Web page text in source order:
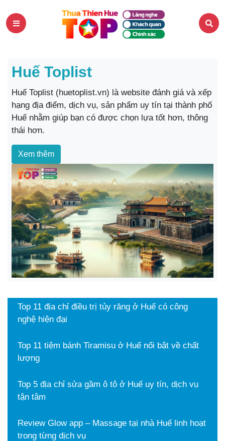
Huế Toplist
Huế Toplist (huetoplist.vn) là website đánh giá và xếp
hạng địa điểm, dịch vụ, sản phẩm uy tín tại thành phố
Huế nhằm giúp bạn có được chọn lựa tốt hơn, thông
thái hơn.
Xem thêm
Top 11 địa chỉ điều trị tủy răng ở Huế có công
nghệ hiện đại
Top 11 tiệm bánh Tiramisu ở Huế nổi bật về chất
lượng
Top 5 địa chỉ sửa gầm ô tô ở Huế uy tín, dịch vụ
tận tâm
Review Glow app – Massage tại nhà Huế linh hoạt
trong từng dịch vụ